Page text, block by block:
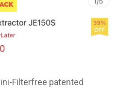
Filterfree patented